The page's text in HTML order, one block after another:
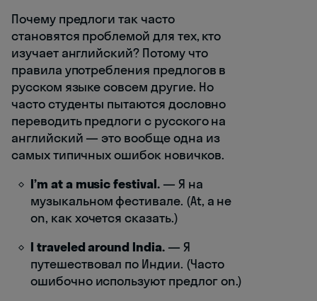
Почему предлоги так часто
становятся проблемой для тех, кто
изучает английский? Потому что
правила употребления предлогов в
русском языке совсем другие. Но
часто студенты пытаются дословно
переводить предлоги с русского на
английский — это вообще одна из
самых типичных ошибок новичков.
I’m at a music festival.— Я на
музыкальном фестивале. (At, а не
on, как хочется сказать.)
I traveled around India.— Я
путешествовал по Индии. (Часто
ошибочно используют предлог on.)